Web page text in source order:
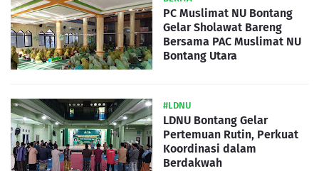
PC Muslimat NU Bontang
Gelar Sholawat Bareng
Bersama PAC Muslimat NU
Bontang Utara
#LDNU
LDNU Bontang Gelar
Pertemuan Rutin, Perkuat
Koordinasi dalam
Berdakwah